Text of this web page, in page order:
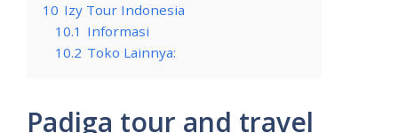
10 Izy Tour Indonesia
10.1 Informasi
10.2 Toko Lainnya:
Padiga tour and travel